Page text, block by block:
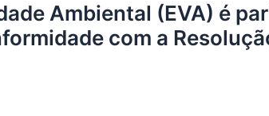
Ambiental (EVA) é
com a